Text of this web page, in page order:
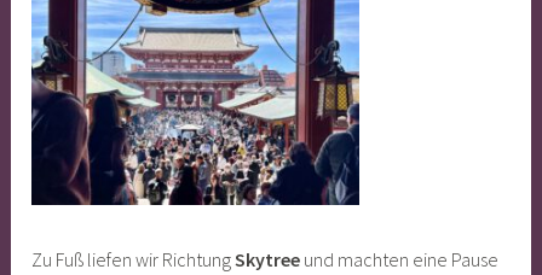
Zu Fuß liefen wir RichtungSkytree und machten eine Pause